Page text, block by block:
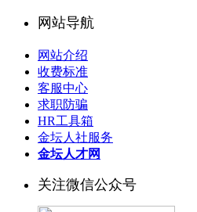
网站导航
网站介绍
收费标准
客服中心
求职防骗
HR工具箱
金坛人社服务
金坛人才网
关注微信公众号